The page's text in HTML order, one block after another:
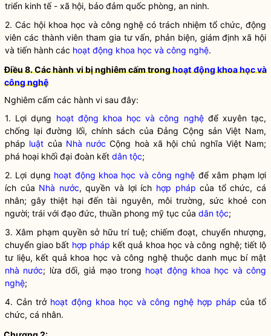
triển kinh tế - xã hội, bảo đảm quốc phòng, an ninh.
2. Các hội khoa học và công nghệ có trách nhiệm tổ chức, động
viên các thành viên tham gia tư vấn, phản biện, giám định xã hội
và tiến hành các hoạt động khoa học và công nghệ.
Điều 8. Các hành vi bị nghiêm cấm tronghoạt động khoa học và
công nghệ
Nghiêm cấm các hành vi sau đây:
1. Lợi dụng hoạt động khoa học và công nghệđể xuyên tạc,
chống lại đường lối, chính sách của Đảng Cộng sản Việt Nam,
pháp luật của Nhà nước Cộng hoà xã hội chủ nghĩa Việt Nam;
phá hoại khối đại đoàn kết dân tộc;
2. Lợi dụng hoạt động khoa học và công nghệ để xâm phạm lợi
ích của Nhà nước, quyền và lợi ích hợp pháp của tổ chức, cá
nhân; gây thiệt hại đến tài nguyên, môi trường, sức khoẻ con
người; trái với đạo đức, thuần phong mỹ tục của dân tộc;
3. Xâm phạm quyền sở hữu trí tuệ; chiếm đoạt, chuyển nhượng,
chuyển giao bất hợp pháp kết quả khoa học và công nghệ; tiết lộ
tư liệu, kết quả khoa học và công nghệ thuộc danh mục bí mật
nhà nước; lừa dối, giả mạo trong hoạt động khoa học và công
nghệ;
4. Cản trở hoạt động khoa học và công nghệ hợp pháp của tổ
chức, cá nhân.